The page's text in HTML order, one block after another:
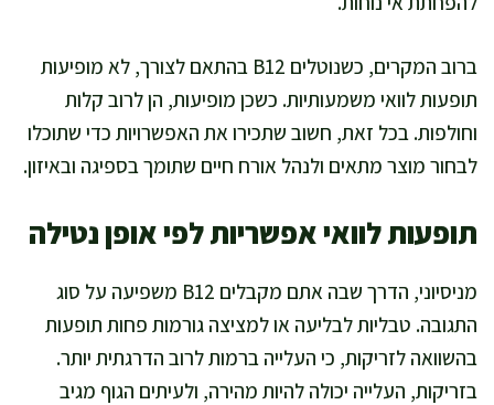
ברוב המקרים, כשנוטלים B12 בהתאם לצורך, לא מופיעות
תופעות לוואי משמעותיות. כשכן מופיעות, הן לרוב קלות
וחולפות. בכל זאת, חשוב שתכירו את האפשרויות כדי שתוכלו
לבחור מוצר מתאים ולנהל אורח חיים שתומך בספיגה ובאיזון.
תופעות לוואי אפשריות לפי אופן נטילה
מניסיוני, הדרך שבה אתם מקבלים B12 משפיעה על סוג
התגובה. טבליות לבליעה או למציצה גורמות פחות תופעות
בהשוואה לזריקות, כי העלייה ברמות לרוב הדרגתית יותר.
בזריקות, העלייה יכולה להיות מהירה, ולעיתים הגוף מגיב